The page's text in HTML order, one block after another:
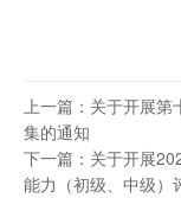
上一篇：关于开展第
集的通知
下一篇：关于开展
能力（初级、中级）